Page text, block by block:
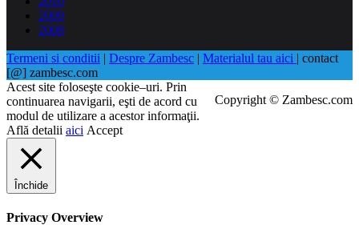
2009
2008
Termeni si conditii | Despre Zambesc | Materialul tau aici | contact
[@] zambesc.com
Copyright © Zambesc.com
Acest site foloseşte cookie–uri. Prin
continuarea navigarii, eşti de acord cu
modul de utilizare a acestor informaţii.
Află detalii aici Accept
Închide
Privacy Overview